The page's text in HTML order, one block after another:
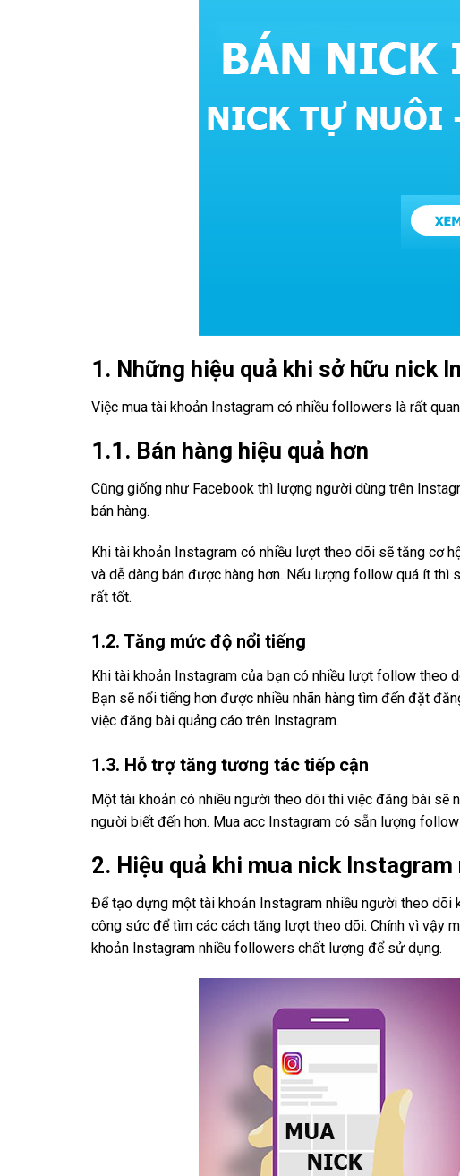
1. Những hiệu quả khi sở hữu nick
Việc mua tài khoản Instagram có nhiều followers là rất
1.1. Bán hàng hiệu quả hơn
Cũng giống như Facebook thì lượng người dùng trên
bán hàng.
Khi tài khoản Instagram có nhiều lượt theo dõi sẽ tăng cơ
và dễ dàng bán được hàng hơn. Nếu lượng follow quá ít
rất tốt.
1.2. Tăng mức độ nổi tiếng
Khi tài khoản Instagram của bạn có nhiều lượt follow theo
Bạn sẽ nổi tiếng hơn được nhiều nhãn hàng tìm đến đặt
việc đăng bài quảng cáo trên Instagram.
1.3. Hỗ trợ tăng tương tác tiếp cận
Một tài khoản có nhiều người theo dõi thì việc đăng bài
người biết đến hơn. Mua acc Instagram có sẵn lượng
2. Hiệu quả khi mua nick
Để tạo dựng một tài khoản Instagram nhiều người theo dõi
công sức để tìm các cách tăng lượt theo dõi. Chính vì vậy
khoản Instagram nhiều followers chất lượng để sử dụng.